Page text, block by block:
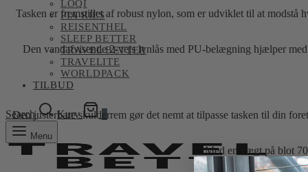
LOQI
PIA RIES
REISENTHEL
SLEEP BETTER
TRAVEL BETTER
TRAVELITE
WORLDPACK
TILBUD
Search Kurv 0
Menu
Tasken er fremstillet af robust nylon, som er udviklet til at modstå
Den vandafvisende 2-vejs lynlås med PU-belægning hjælper
Den justerbare skulderrem gør det nemt at tilpasse tasken til din
Med en vægt på blot